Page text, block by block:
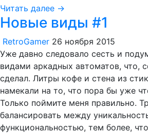
Читать далее →
Новые виды #1
RetroGamer 26 ноября 2015
Уже давно следовало сесть и
видами аркадных автоматов, что,
сделал. Литры кофе и стена из
намекали на то, что пора бы уже
Только поймите меня правильно.
балансировать между
функциональностью, тем более,